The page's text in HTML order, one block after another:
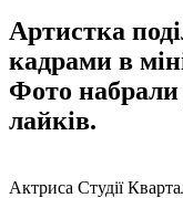
Артистка
кадрами в
Фото набрали
лайків.
Актриса Студії